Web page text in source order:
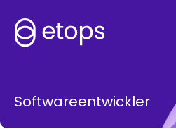
Softwareentwickler